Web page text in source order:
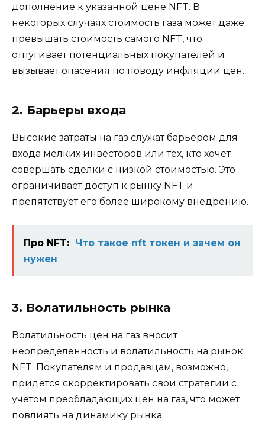
дополнение к указанной цене NFT. В
некоторых случаях стоимость газа может даже
превышать стоимость самого NFT, что
отпугивает потенциальных покупателей и
вызывает опасения по поводу инфляции цен.
2. Барьеры входа
Высокие затраты на газ служат барьером для
входа мелких инвесторов или тех, кто хочет
совершать сделки с низкой стоимостью. Это
ограничивает доступ к рынку NFT и
препятствует его более широкому внедрению.
Про NFT: Что такое nft токен и зачем он
нужен
3. Волатильность рынка
Волатильность цен на газ вносит
неопределенность и волатильность на рынок
NFT. Покупателям и продавцам, возможно,
придется скорректировать свои стратегии с
учетом преобладающих цен на газ, что может
повлиять на динамику рынка.